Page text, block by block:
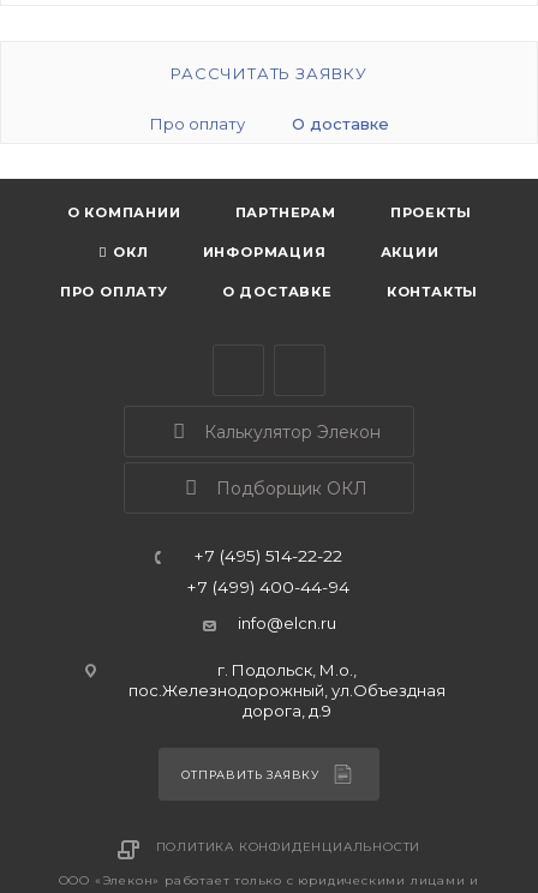
РАССЧИТАТЬ ЗАЯВКУ
Про оплату О доставке
О КОМПАНИИ ПАРТНЕРАМ ПРОЕКТЫ
ОКЛ ИНФОРМАЦИЯ АКЦИИ
ПРО ОПЛАТУ О ДОСТАВКЕ КОНТАКТЫ
Калькулятор Элекон
Подборщик ОКЛ
+7 (495) 514-22-22
+7 (499) 400-44-94
info@elcn.ru
г. Подольск, М.о.,
пос.Железнодорожный, ул.Объездная
дорога, д.9
ОТПРАВИТЬ ЗАЯВКУ
ПОЛИТИКА КОНФИДЕНЦИАЛЬНОСТИ
ООО «Элекон» работает только с юридическими лицами и